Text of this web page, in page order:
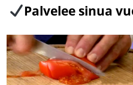
Palvelee sinua